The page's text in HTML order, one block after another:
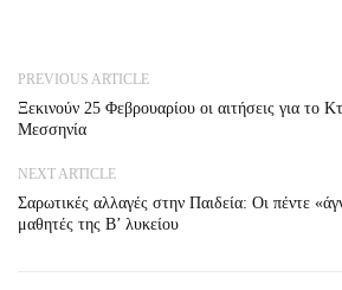
PREVIOUS ARTICLE
Ξεκινούν 25 Φεβρουαρίου οι αιτήσεις για το
Μεσσηνία
NEXT ARTICLE
Σαρωτικές αλλαγές στην Παιδεία: Οι πέντε
μαθητές της Β’ λυκείου